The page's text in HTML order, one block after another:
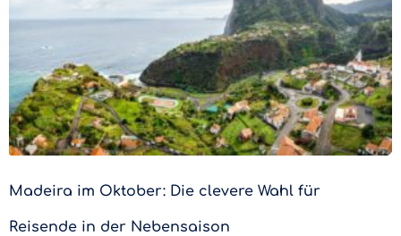
Madeira im Oktober: Die clevere Wahl für
Reisende in der Nebensaison